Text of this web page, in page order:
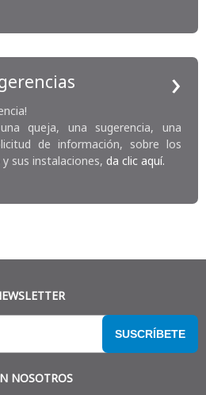
›
queja, una sugerencia, una
de información, sobre los
sus instalaciones, da clic aquí.
NOSOTROS
SUSCRÍBETE